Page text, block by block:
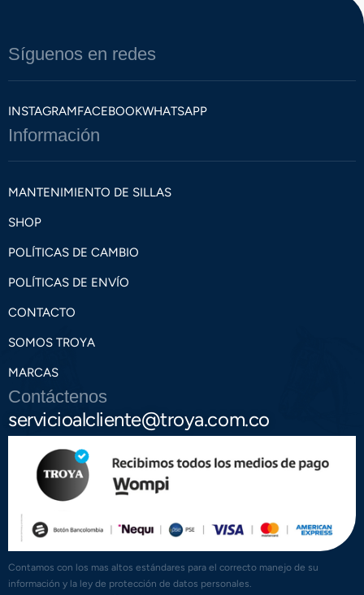
Síguenos en redes
INSTAGRAMFACEBOOKWHATSAPP
Información
MANTENIMIENTO DE SILLAS
SHOP
POLÍTICAS DE CAMBIO
POLÍTICAS DE ENVÍO
CONTACTO
SOMOS TROYA
MARCAS
Contáctenos
servicioalcliente@troya.com.co
Contamos con los mas altos estándares para el correcto manejo de su
información y la ley de protección de datos personales.